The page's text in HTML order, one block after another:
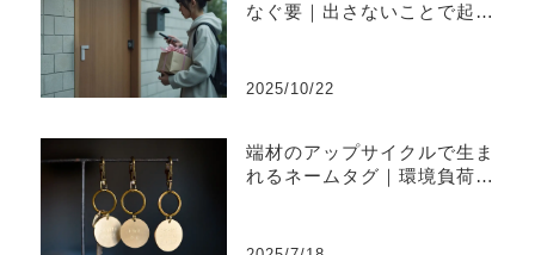
なぐ要｜出さないことで起き
2025/10/22
端材のアップサイクルで生ま
れるネームタグ｜環境負荷を